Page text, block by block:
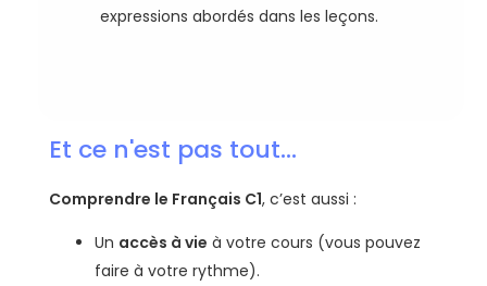
expressions abordés dans les leçons.
Et ce n'est pas tout...
Comprendre le Français C1, c’est aussi :
Un accès à vie à votre cours (vous pouvez
faire à votre rythme).